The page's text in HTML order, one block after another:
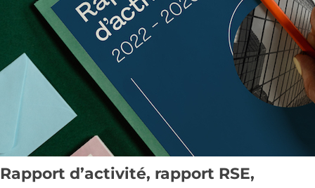
Rapport d’activité, rapport RSE,